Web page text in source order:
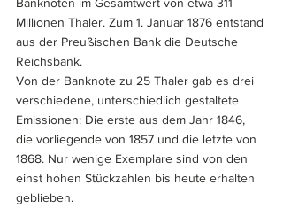
Millionen Thaler. Zum 1. Januar 1876 entstand
aus der Preußischen Bank die Deutsche
Reichsbank.
Von der Banknote zu 25 Thaler gab es drei
verschiedene, unterschiedlich gestaltete
Emissionen: Die erste aus dem Jahr 1846,
die vorliegende von 1857 und die letzte von
1868. Nur wenige Exemplare sind von den
einst hohen Stückzahlen bis heute erhalten
geblieben.